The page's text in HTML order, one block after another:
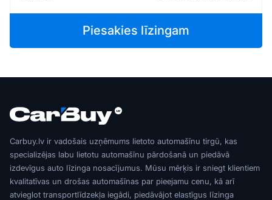
Piesakies līzingam
Carbuy.lv ir vadošais uzņēmums lietoto automašīnu tirgū, kas
specializējas labu lietotu automašīnu pārdošanā un piedāvā
izdevīgus auto līzinga nosacījumus. Mūsu mērķis ir sniegt klientiem
kvalitatīvas un drošas automašīnas par pieejamu cenu, kā arī
atvieglot transportlīdzekļa iegādi, piedāvājot elastīgus līzinga